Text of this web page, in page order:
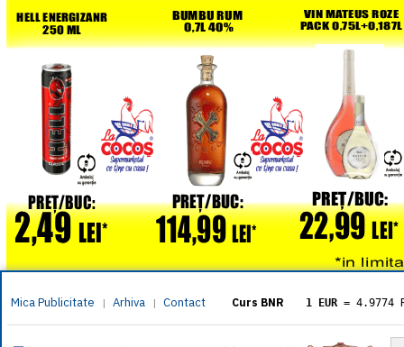
Mica Publicitate | Arhiva | Contact Curs BNR 1 EUR = 4.9774
= 5.8304